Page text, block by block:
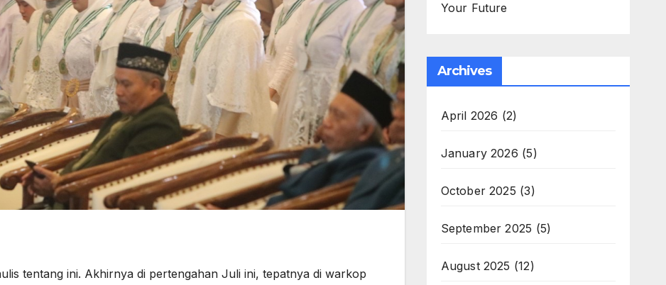
tentang ini. Akhirnya di pertengahan Juli ini, tepatnya di warkop
Your Future
Archives
April 2026 (2)
January 2026 (5)
October 2025 (3)
September 2025 (5)
August 2025 (12)